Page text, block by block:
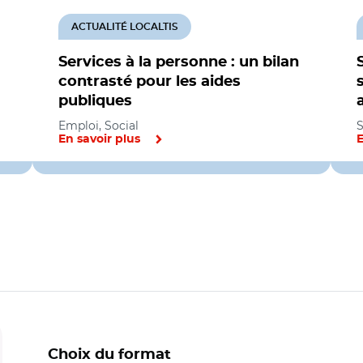
Services à la personne : un bilan
contrasté pour les aides
publiques
ACTUALITÉ LOCALTIS
Emploi, Social
En savoir plus
Choix du format